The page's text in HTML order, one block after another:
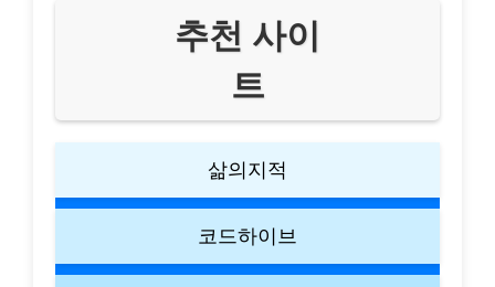
추천 사이
트
삶의지적
코드하이브